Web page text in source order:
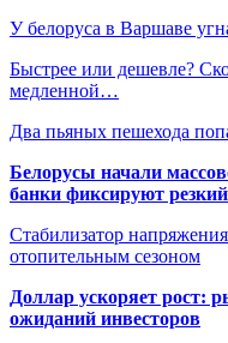
У белоруса в Варшаве
Быстрее или дешевле?
медленной…
Два пьяных пешехода
Белорусы начали
банки фиксируют
Стабилизатор
отопительным сезоном
Доллар ускоряет рост:
ожиданий инвесторов